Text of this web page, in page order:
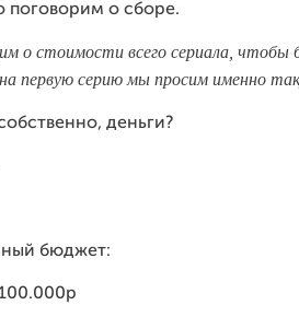
поговорим о сборе.
о стоимости всего сериала, чтобы
первую серию мы просим именно
деньги?
бюджет: